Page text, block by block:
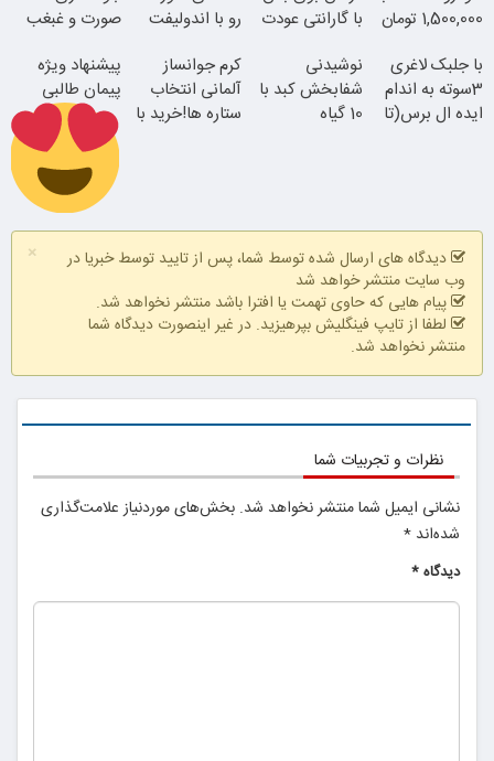
جوان شو
1,500,000 تومان
با گارانتی عودت
رو با اندولیفت
صورت و غبغب
دوران نقاهت
با جلبک لاغری
3سوته به اندام
ایده ال برس(تا
نوشیدنی
شفابخش کبد با
10 گیاه
کرم جوانساز
آلمانی انتخاب
ستاره ها!خرید با
پیشنهاد ویژه
پیمان طالبی
سفارش سورملینا
با تخفیف ویژه
×
دیدگاه های ارسال شده توسط شما، پس از تایید توسط خبریا در
وب سایت منتشر خواهد شد
پیام هایی که حاوی تهمت یا افترا باشد منتشر نخواهد شد.
لطفا از تایپ فینگلیش بپرهیزید. در غیر اینصورت دیدگاه شما
منتشر نخواهد شد.
نظرات و تجربیات شما
نشانی ایمیل شما منتشر نخواهد شد. بخش‌های موردنیاز علامت‌گذاری
شده‌اند *
دیدگاه*